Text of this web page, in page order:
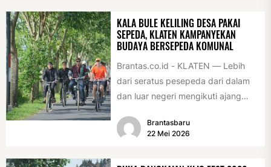
KALA BULE KELILING DESA PAKAI
SEPEDA, KLATEN KAMPANYEKAN
BUDAYA BERSEPEDA KOMUNAL
Brantas.co.id - KLATEN — Lebih
dari seratus pesepeda dari dalam
dan luar negeri mengikuti ajang
Association Rally...
Brantasbaru
22 Mei 2026